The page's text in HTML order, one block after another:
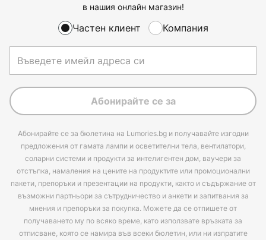
в нашия онлайн магазин!
Частен клиент Компания
Абонирайте се за
Абонирайте се за бюлетина на Lumories.bg и получавайте изгодни
предложения от гамата лампи и осветителни тела, вентилатори,
соларни системи и продукти за интелигентен дом, ваучери за
отстъпка, намаления на цените на продуктите или промоционални
пакети, препоръки и презентации на продукти, както и съдържание от
възможни партньори за сътрудничество и анкети и запитвания за
мнения и препоръки за покупка. Можете да се отпишете от
получаването му по всяко време, като използвате връзката за
отписване, която се намира във всеки бюлетин, или ни изпратите